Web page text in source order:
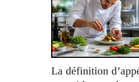
La définition